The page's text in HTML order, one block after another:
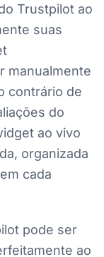
Trustpilot ao
suas
manualmente
contrário de
do
ao vivo
organizada
cada
pode ser
ao